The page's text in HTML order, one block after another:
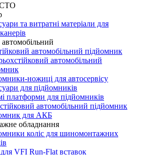
СТО
та витратні матеріали для
автомобільний підйомник
автомобільний
ножиці для автосервісу
для підйомників
платформи для підйомників
автомобільний підйомник
для АКБ
обладнання
коліс для шиномонтажних
VFI Run-Flat вставок